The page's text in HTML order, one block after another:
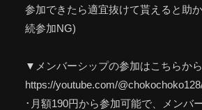
参加できたら適宜抜けて貰えると助
続参加NG)
▼メンバーシップの参加はこちらから
https://youtube.com/
･月額190円から参加可能で、メンバ